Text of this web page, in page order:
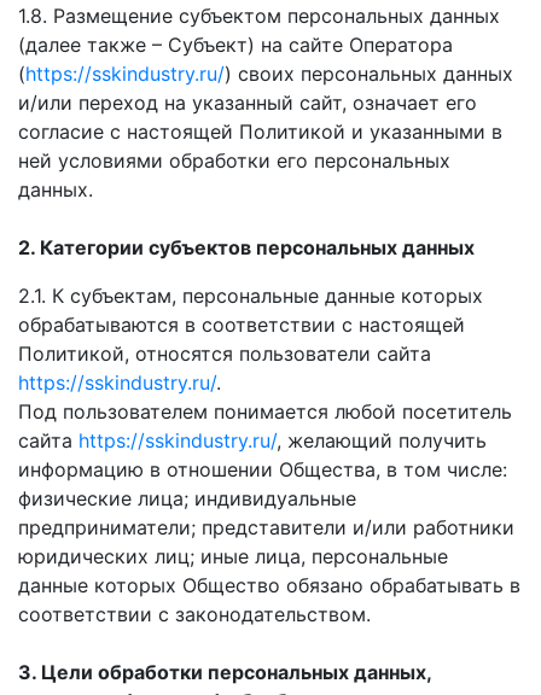
1.8. Размещение субъектом персональных данных
(далее также – Субъект) на сайте Оператора
(https://sskindustry.ru/) своих персональных данных
и/или переход на указанный сайт, означает его
согласие с настоящей Политикой и указанными в
ней условиями обработки его персональных
данных.
2. Категории субъектов персональных данных
2.1. К субъектам, персональные данные которых
обрабатываются в соответствии с настоящей
Политикой, относятся пользователи сайта
https://sskindustry.ru/.
Под пользователем понимается любой посетитель
сайта https://sskindustry.ru/, желающий получить
информацию в отношении Общества, в том числе:
физические лица; индивидуальные
предприниматели; представители и/или работники
юридических лиц; иные лица, персональные
данные которых Общество обязано обрабатывать в
соответствии с законодательством.
3. Цели обработки персональных данных,